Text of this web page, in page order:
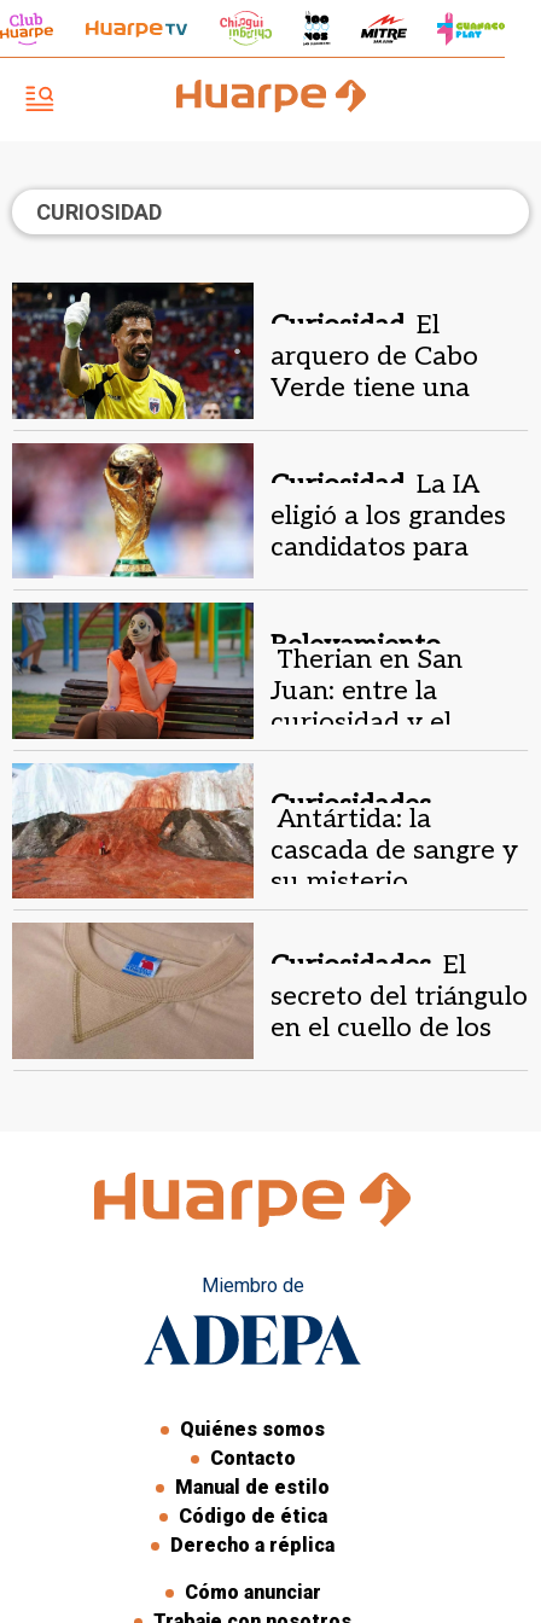
CURIOSIDAD
Curiosidad. El
arquero de Cabo
Verde tiene una
Curiosidad. La IA
eligió a los grandes
candidatos para
Relevamiento.
Therian en San
Juan: entre la
curiosidad y el
rechazo, qué opinan
grandes y chicos
Curiosidades.
Antártida: la
cascada de sangre y
su misterio
geológico
Curiosidades. El
secreto del triángulo
en el cuello de los
Miembro de
Quiénes somos
Contacto
Manual de estilo
Código de ética
Derecho a réplica
Cómo anunciar